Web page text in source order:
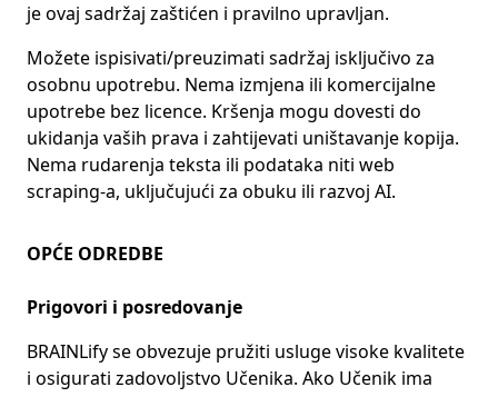
je ovaj sadržaj zaštićen i pravilno upravljan.
Možete ispisivati/preuzimati sadržaj isključivo za
osobnu upotrebu. Nema izmjena ili komercijalne
upotrebe bez licence. Kršenja mogu dovesti do
ukidanja vaših prava i zahtijevati uništavanje kopija.
Nema rudarenja teksta ili podataka niti web
scraping-a, uključujući za obuku ili razvoj AI.
OPĆE ODREDBE
Prigovori i posredovanje
BRAINLify se obvezuje pružiti usluge visoke kvalitete
i osigurati zadovoljstvo Učenika. Ako Učenik ima